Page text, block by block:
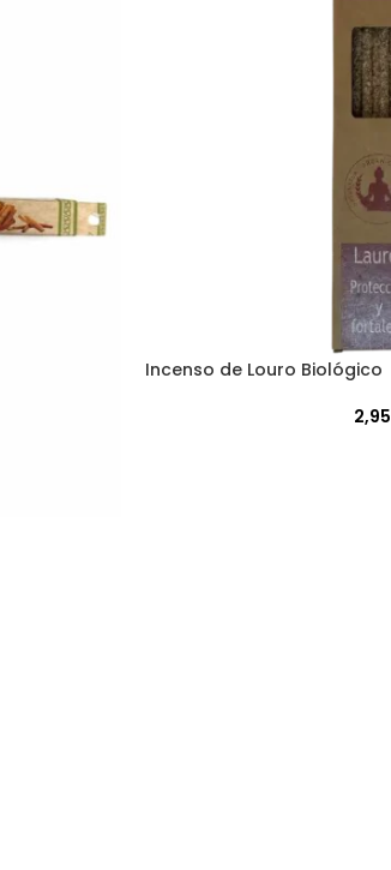
Incenso de Louro Biológico
2,95